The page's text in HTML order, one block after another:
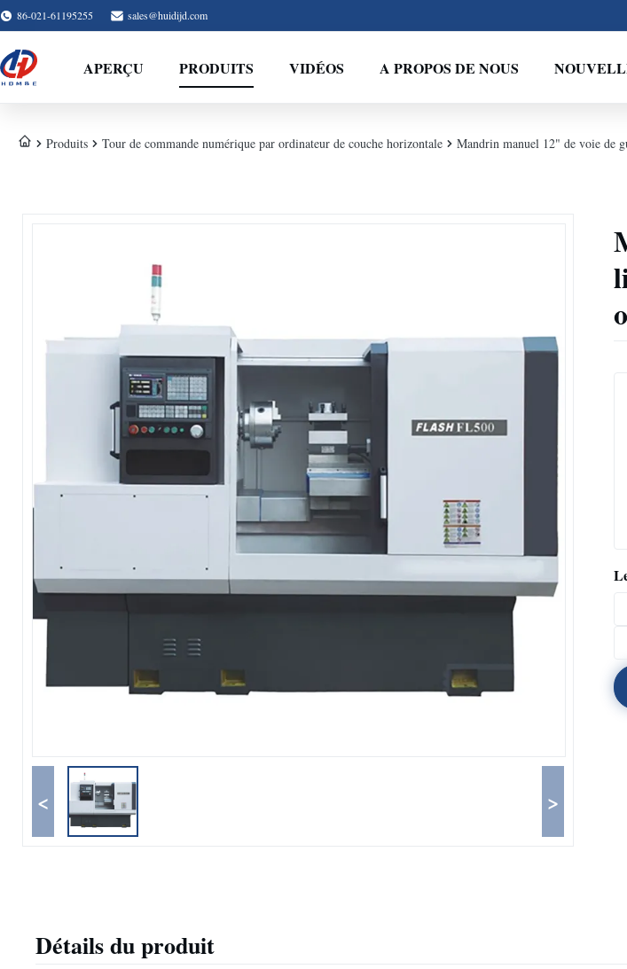
86-021-61195255 sales@huidijd.com
APERÇU PRODUITS VIDÉOS A PROPOS DE NOUS
Produits Tour de commande numérique par ordinateur de couche horizontale Mandrin manuel 12" de voie de
< >
Détails du produit